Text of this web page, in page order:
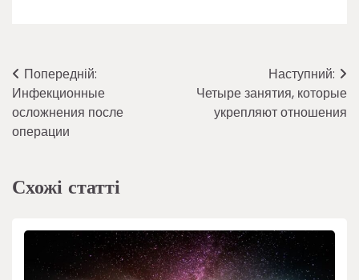
Навігація
записів
Попередній:
Инфекционные
осложнения после
операции
Наступний:
Четыре занятия, которые
укрепляют отношения
Схожі статті